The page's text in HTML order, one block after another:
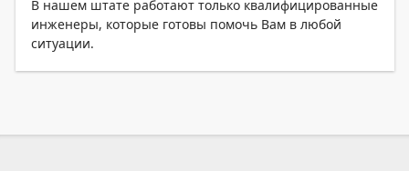
В нашем штате работают только квалифицированные
инженеры, которые готовы помочь Вам в любой
ситуации.